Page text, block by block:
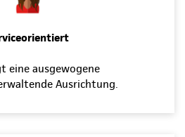
eine ausgewogene
Ausrichtung.